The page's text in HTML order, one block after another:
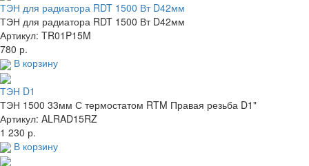
ТЭН для радиатора RDT 1500 Вт D42мм
ТЭН для радиатора RDT 1500 Вт D42мм
Артикул: TR01P15M
780 р.
В корзину
ТЭН D1
ТЭН 1500 33мм С термостатом RTM Правая резьба D1"
Артикул: ALRAD15RZ
1 230 р.
В корзину